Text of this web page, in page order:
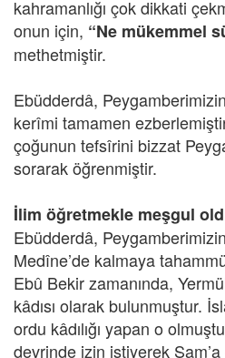
kahramanlığı çok dikkati
onun için, “Ne mükemmel
methetmiştir.
Ebüdderdâ,
kerîmi tamamen
çoğunun tefsîrini bizzat
sorarak öğrenmiştir.
İlim öğretmekle meşgul
Ebüdderdâ,
Medîne’de kalmaya
Ebû Bekir zamanında,
kâdısı olarak bulunmuştur.
ordu kâdılığı yapan o
devrinde izin istiyerek Şam’a